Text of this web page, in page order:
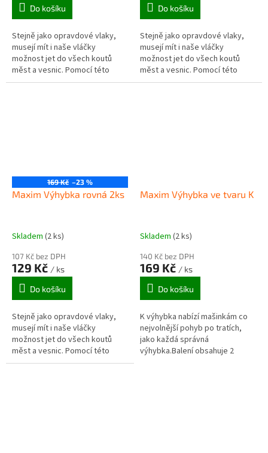
Do košíku
Stejně jako opravdové vlaky,
musejí mít i naše vláčky
možnost jet do všech koutů
měst a vesnic. Pomocí této
výhybky mohou všechny druhy
Do košíku
Stejně jako opravdové vlaky,
musejí mít i naše vláčky
možnost jet do všech koutů
měst a vesnic. Pomocí této
výhybky mohou všechny druhy
169 Kč –23 %
Maxim Výhybka rovná 2ks
Skladem (2 ks)
107 Kč bez DPH
129 Kč / ks
Do košíku
Stejně jako opravdové vlaky,
musejí mít i naše vláčky
možnost jet do všech koutů
měst a vesnic. Pomocí této
výhybky mohou všechny druhy
Maxim Výhybka ve tvaru K
Skladem (2 ks)
140 Kč bez DPH
169 Kč / ks
Do košíku
K výhybka nabízí mašinkám co
nejvolnější pohyb po tratích,
jako každá správná
výhybka.Balení obsahuje 2